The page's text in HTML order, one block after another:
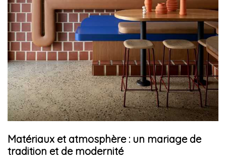
Matériaux et atmosphère : un mariage de
tradition et de modernité